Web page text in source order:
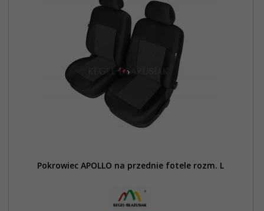
Pokrowiec APOLLO na przednie fotele rozm. L